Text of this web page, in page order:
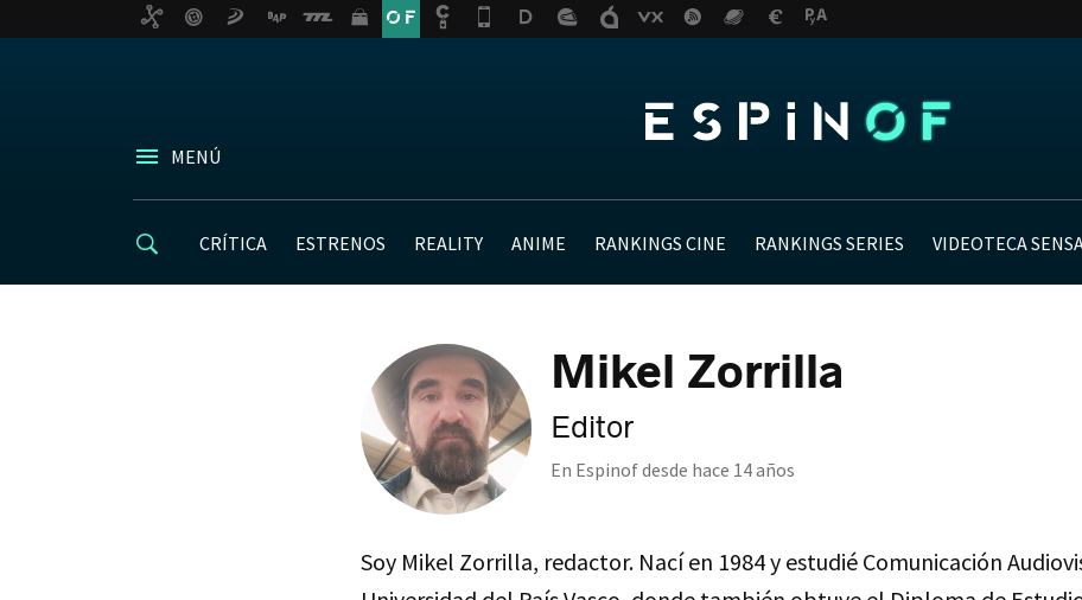
MENÚ
CRÍTICA ESTRENOS REALITY ANIME RANKINGS CINE RANKINGS SERIES VIDEOTECA
Mikel Zorrilla
Editor
En Espinof desde hace 14 años
Soy Mikel Zorrilla, redactor. Nací en 1984 y estudié Comunicación